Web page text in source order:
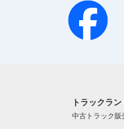
トラックラ
中古トラック販